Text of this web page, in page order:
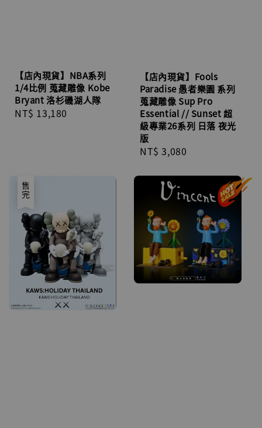
【店內現貨】NBA系列
1/4比例 蒐藏雕像 Kobe
Bryant 洛杉磯湖人隊
Regular
NT$ 13,180
【店內現貨】Fools
Paradise 愚者樂園 系列
蒐藏雕像 Sup Pro
Essential // Sunset 超
級專業26系列 日落 夜光
版
Regular
NT$ 3,080
售完